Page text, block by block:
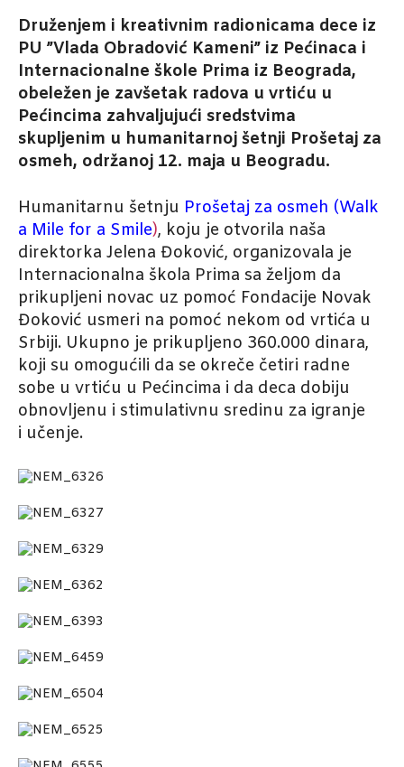
Druženjem i kreativnim radionicama dece iz
PU ”Vlada Obradović Kameni” iz Pećinaca i
Internacionalne škole Prima iz Beograda,
obeležen je zavšetak radova u vrtiću u
Pećincima zahvaljujući sredstvima
skupljenim u humanitarnoj šetnji Prošetaj za
osmeh, održanoj 12. maja u Beogradu.
Humanitarnu šetnju Prošetaj za osmeh (Walk
a Mile for a Smile), koju je otvorila naša
direktorka Jelena Đoković, organizovala je
Internacionalna škola Prima sa željom da
prikupljeni novac uz pomoć Fondacije Novak
Đoković usmeri na pomoć nekom od vrtića u
Srbiji. Ukupno je prikupljeno 360.000 dinara,
koji su omogućili da se okreče četiri radne
sobe u vrtiću u Pećincima i da deca dobiju
obnovljenu i stimulativnu sredinu za igranje
i učenje.